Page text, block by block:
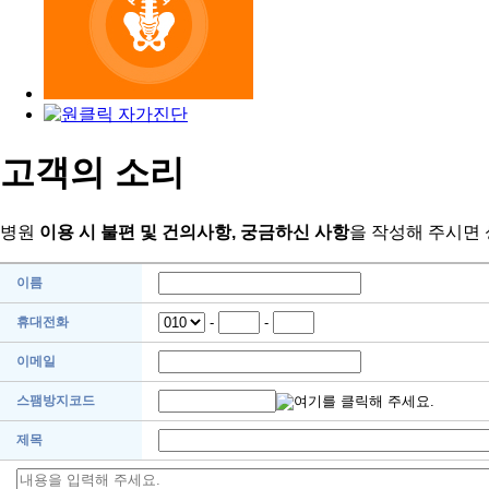
고객의 소리
병원 이용 시 불편 및 건의사항, 궁금하신 사항을 작성해 주시면
이름
휴대전화 - -
이메일
스팸방지코드
제목